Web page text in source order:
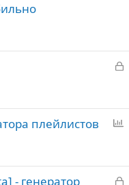
З
р
l
плейлистов
З
- генератор